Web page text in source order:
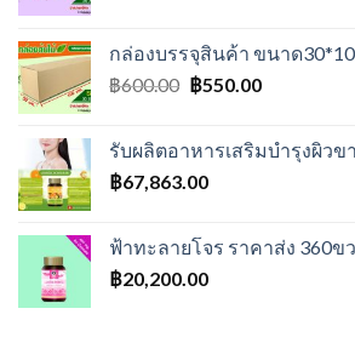
฿500.00.฿400.00.
กล่องบรรจุสินค้า ขนาด
฿600.00 Original
฿600.00.
฿550.00Current
฿550.00.
รับผลิตอาหารเสริมบำรุงผิวข
฿67,863.00
ฟ้าทะลายโจร ราคาส่ง 360ข
฿20,200.00